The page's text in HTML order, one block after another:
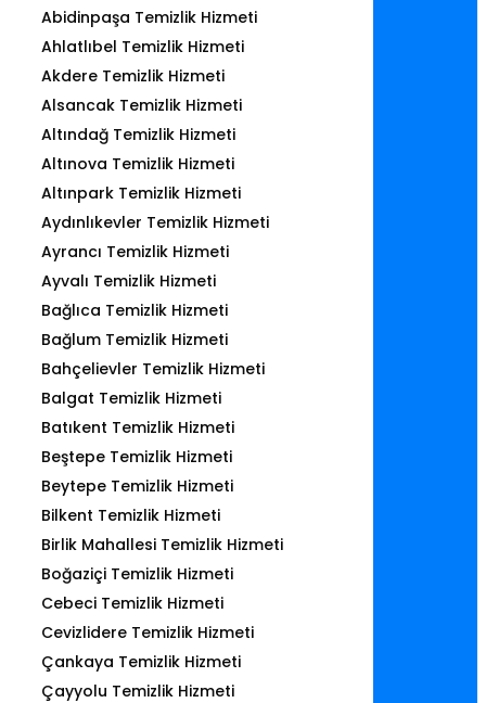
Abidinpaşa Temizlik Hizmeti
Ahlatlıbel Temizlik Hizmeti
Akdere Temizlik Hizmeti
Alsancak Temizlik Hizmeti
Altındağ Temizlik Hizmeti
Altınova Temizlik Hizmeti
Altınpark Temizlik Hizmeti
Aydınlıkevler Temizlik Hizmeti
Ayrancı Temizlik Hizmeti
Ayvalı Temizlik Hizmeti
Bağlıca Temizlik Hizmeti
Bağlum Temizlik Hizmeti
Bahçelievler Temizlik Hizmeti
Balgat Temizlik Hizmeti
Batıkent Temizlik Hizmeti
Beştepe Temizlik Hizmeti
Beytepe Temizlik Hizmeti
Bilkent Temizlik Hizmeti
Birlik Mahallesi Temizlik Hizmeti
Boğaziçi Temizlik Hizmeti
Cebeci Temizlik Hizmeti
Cevizlidere Temizlik Hizmeti
Çankaya Temizlik Hizmeti
Çayyolu Temizlik Hizmeti